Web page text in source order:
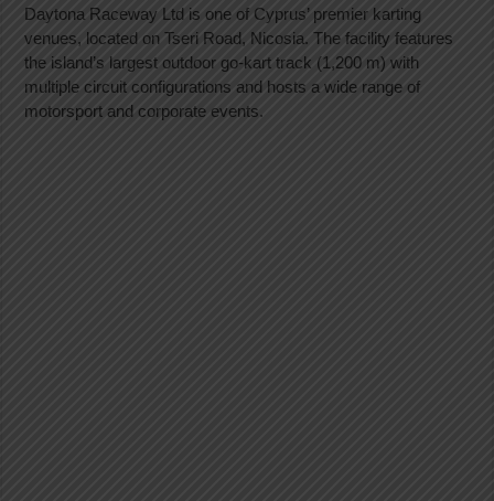
Daytona Raceway Ltd is one of Cyprus’ premier karting
venues, located on Tseri Road, Nicosia. The facility features
the island’s largest outdoor go-kart track (1,200 m) with
multiple circuit configurations and hosts a wide range of
motorsport and corporate events.